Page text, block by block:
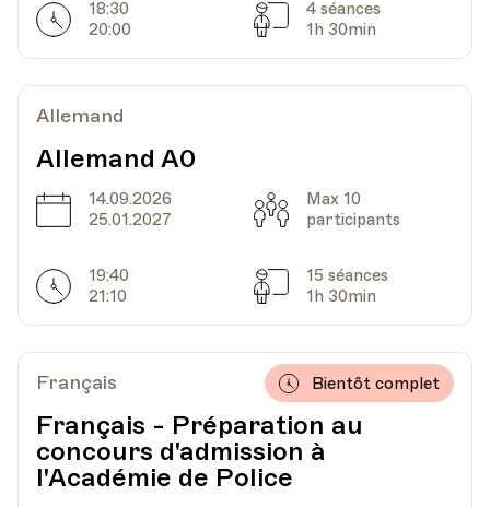
Date30.11.2023 Heure
18.00
HEP - Haute Ecole Pédagogique - Salle 816
Av. de Cour 33
Date
07.12.2023 Heure
18.00
HEP - Haute Ecole Pédagogique - Salle 816
Av. de Cour 33
Date14.12.2023 Heure
Horarires
18:30
20:00
Séances
4 séances
1h 30min
Allemand
Allemand A0
Date
14.09.2026
25.01.2027
Capacité
Max 10
participants
Horarires
19:40
21:10
Séances
15 séances
1h 30min
Français
Français - Préparation au
concours d'admission à
l'Académie de Police
Bientôt complet